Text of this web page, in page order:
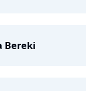
Bereki